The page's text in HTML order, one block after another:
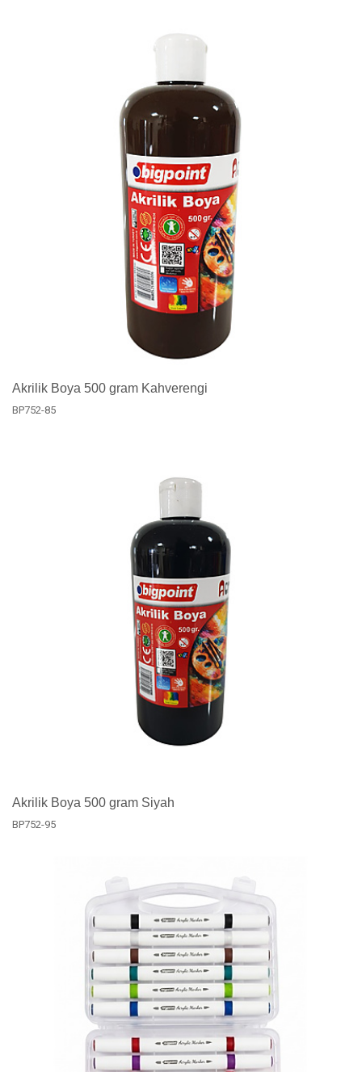
Akrilik Boya 500 gram Kahverengi
BP752-85
Akrilik Boya 500 gram Siyah
BP752-95